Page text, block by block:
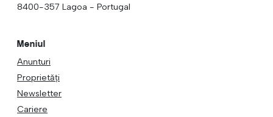
8400-357 Lagoa - Portugal
Meniul
Anunturi
Proprietăți
Newsletter
Cariere